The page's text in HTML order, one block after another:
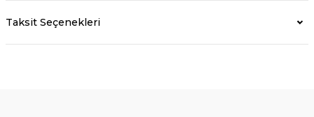
Taksit Seçenekleri